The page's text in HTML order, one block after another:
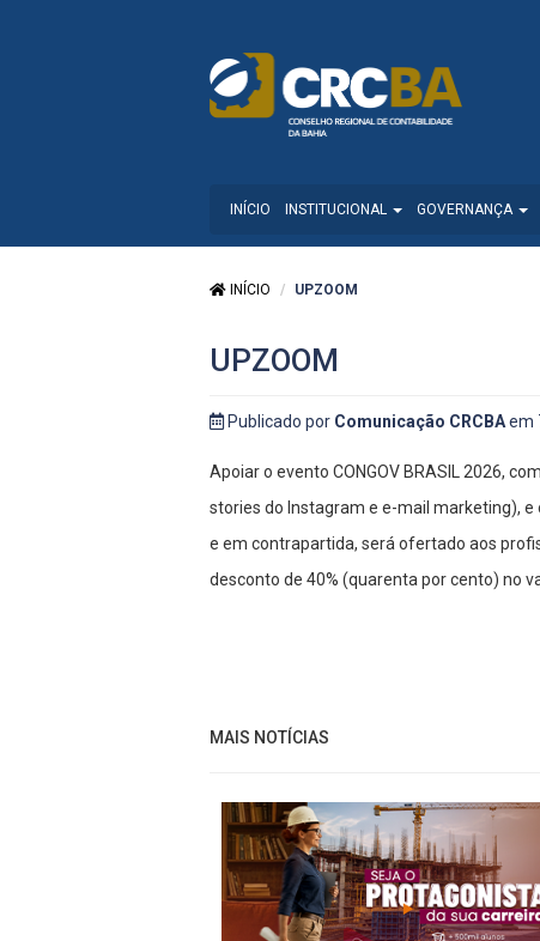
INÍCIO INSTITUCIONAL GOVERNANÇA
INÍCIO UPZOOM
UPZOOM
Publicado por Comunicação CRCBAem
Apoiar o evento CONGOV BRASIL 2026,
stories do Instagram e e-mail marketing),
e em contrapartida, será ofertado aos
desconto de 40% (quarenta por cento) no
MAIS NOTÍCIAS